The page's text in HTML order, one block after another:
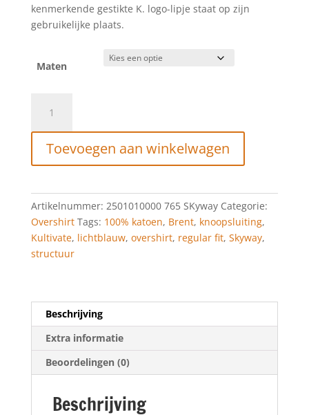
kenmerkende gestikte K. logo-lipje staat op zijn
gebruikelijke plaats.
Maten
Brent
Skyway
aantal
Toevoegen aan winkelwagen
Artikelnummer: 2501010000 765 SKyway Categorie:
Overshirt Tags: 100% katoen, Brent, knoopsluiting,
Kultivate, lichtblauw, overshirt, regular fit, Skyway,
structuur
Beschrijving
Extra informatie
Beoordelingen (0)
Beschrijving